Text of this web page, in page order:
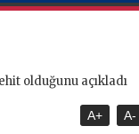
A+ A-